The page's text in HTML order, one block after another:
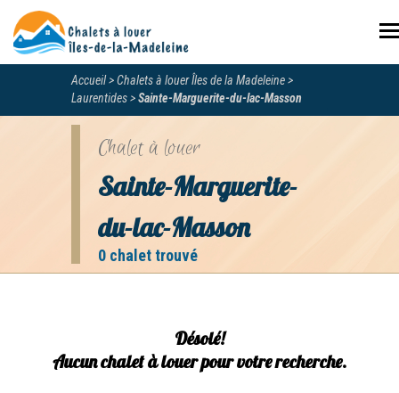
Accueil
Chalets à louer Îles de la Madeleine
Laurentides
Sainte-Marguerite-du-lac-Masson
Chalet à louer
Sainte-Marguerite-
du-lac-Masson
0 chalet trouvé
Désolé!
Aucun chalet à louer pour votre recherche.